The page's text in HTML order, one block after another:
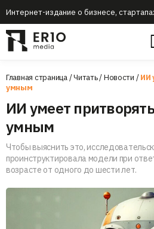
Интернет-издание о бизнесе,
Главная страница/Читать/Новости /ИИ
умным
ИИ умеет
умным
Чтобы выяснить это,
проинструктировала модели при
возрасте от одного до шести лет.